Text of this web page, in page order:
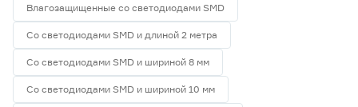
Влагозащищенные со светодиодами SMD
Со светодиодами SMD и длиной 2 метра
Со светодиодами SMD и шириной 8 мм
Со светодиодами SMD и шириной 10 мм